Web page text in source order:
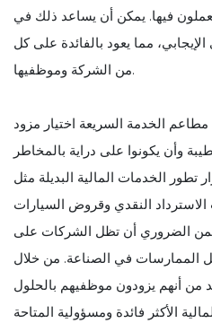
فيها. يمكن أن يساعد ذلك في
مما يعود بالفائدة على كل
من الشركة وموظفيها.
الخدمة السريعة اختيار مزود
وأن يكونوا على دراية بالمخاطر
تطور الخدمات المالية البديلة مثل
الاسترداد النقدي وقروض السيارات
الضروري أن تظل الشركات على
الممارسات في الصناعة. من خلال
من أنهم يزودون موظفيهم بالحلول